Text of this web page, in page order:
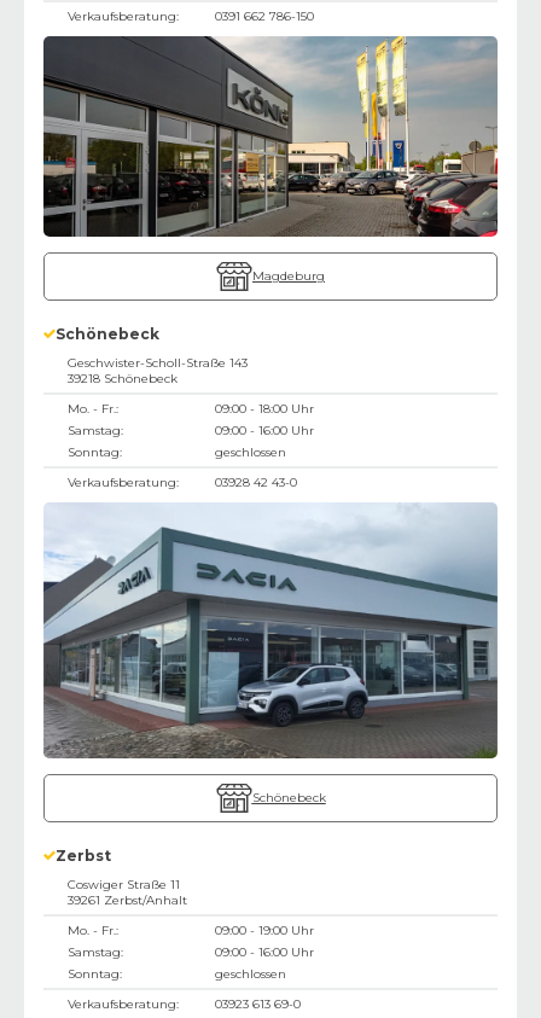
Verkaufsberatung:
0391 662 786-150
Magdeburg
Schönebeck
Geschwister-Scholl-Straße 143
39218 Schönebeck
Mo. - Fr.:
09:00 - 18:00 Uhr
Samstag:
09:00 - 16:00 Uhr
Sonntag:
geschlossen
Verkaufsberatung:
03928 42 43-0
Schönebeck
Zerbst
Coswiger Straße 11
39261 Zerbst/Anhalt
Mo. - Fr.:
09:00 - 19:00 Uhr
Samstag:
09:00 - 16:00 Uhr
Sonntag:
geschlossen
Verkaufsberatung:
03923 613 69-0